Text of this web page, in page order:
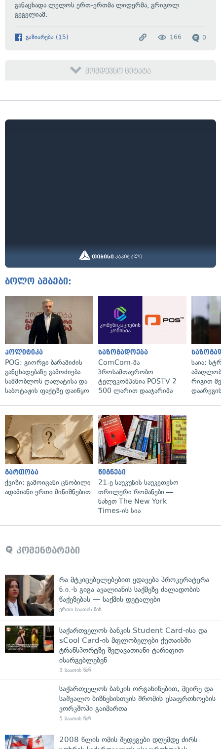
განაცხადა ლელოს ერთ-ერთმა ლიდერმა, გრიგოლ
გეგელიამ.
გაზიარება (15) 0
166
მომდევნო ციტატა
ბოლო ამბები:
პოლიტიკა
POG: გიორგი ბარამიძის
განცხადებაზე გამოძიება
სამშობლოს ღალატისა და
საბოტაჟის ფაქტზე დაიწყო
საზოგადოება
ComCom-მა
პროსამთავრობო
ტელეკომპანია POSTV 2
500 ლარით დააჯარიმა
საია:
რიგით
გართობა
ქვიზი: გამოიცანი ცნობილი
ადამიანი ერთი მინიშნებით
წიგნები
21-ე საუკუნის საუკეთესო
თრილერი რომანები —
ნახეთ The New York
Times-ის სია
კომენტარები
რა მტკიცებულებებით ედავება პროკურატურა
ნ.ი.-ს გიგა ავალიანის საქმეზე ძალადობის
წაქეზებას — საქმის დეტალები
ერთი საათის წინ
საქართველოს ბანკის Student Card-ისა და
sCool Card-ის მფლობელები ქუთაისში
ტრანსპორტზე შეღავათიანი ტარიფით
ისარგებლებენ
3 საათის წინ
საქართველოს ბანკის ორგანიზებით, მცირე და
საშუალო ბიზნესისთვის შრომის უსაფრთხოების
ვორკშოპი გაიმართა
5 საათის წინ
2008 წლის ომის შედეგები დღემდე ძირს